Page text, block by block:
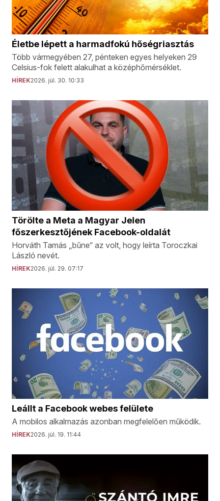
Életbe lépett a harmadfokú hőségriasztás
Több vármegyében 27, pénteken egyes helyeken 29
Celsius-fok felett alakulhat a középhőmérséklet.
HÍREK2026. júl. 30. 10:33
Törölte a Meta a Magyar Jelen
főszerkesztőjének Facebook-oldalát
Horváth Tamás „bűne“ az volt, hogy leírta Toroczkai
László nevét.
HÍREK2026. júl. 29. 07:17
Leállt a Facebook webes felülete
A mobilos alkalmazás azonban megfelelően működik.
HÍREK2026. júl. 19. 11:44